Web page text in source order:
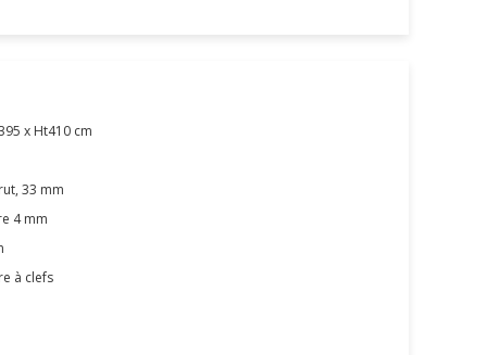
x Ht410 cm
33 mm
4 mm
à clefs